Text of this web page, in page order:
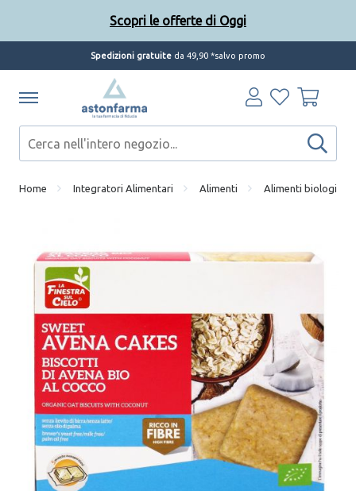
Spedizioni gratuite da 49,90 *salvo promo
Home Integratori Alimentari Alimenti Alimenti biologici
Scopri le offerte di Oggi